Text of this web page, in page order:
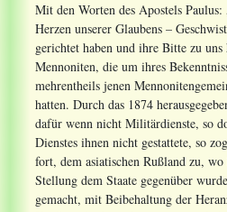
Mit den Worten des Apostels
Herzen unserer Glaubens –
gerichtet haben und ihre Bitte zu
Mennoniten, die um ihres
mehrentheils jenen
hatten. Durch das 1874
dafür wenn nicht Militärdienste, so
Dienstes ihnen nicht gestattete, so
fort, dem asiatischen Rußland zu,
Stellung dem Staate gegenüber
gemacht, mit Beibehaltung der